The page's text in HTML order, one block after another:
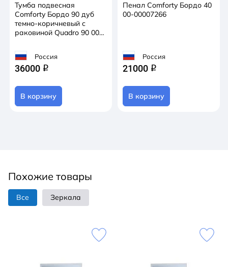
Тумба подвесная
Comforty Бордо 90 дуб
темно-коричневый с
раковиной Quadro 90 00-
Россия
36000 q
В корзину
Пенал Comforty Бордо 40
00-00007266
Россия
21000 q
В корзину
Похожие товары
Все Зеркала